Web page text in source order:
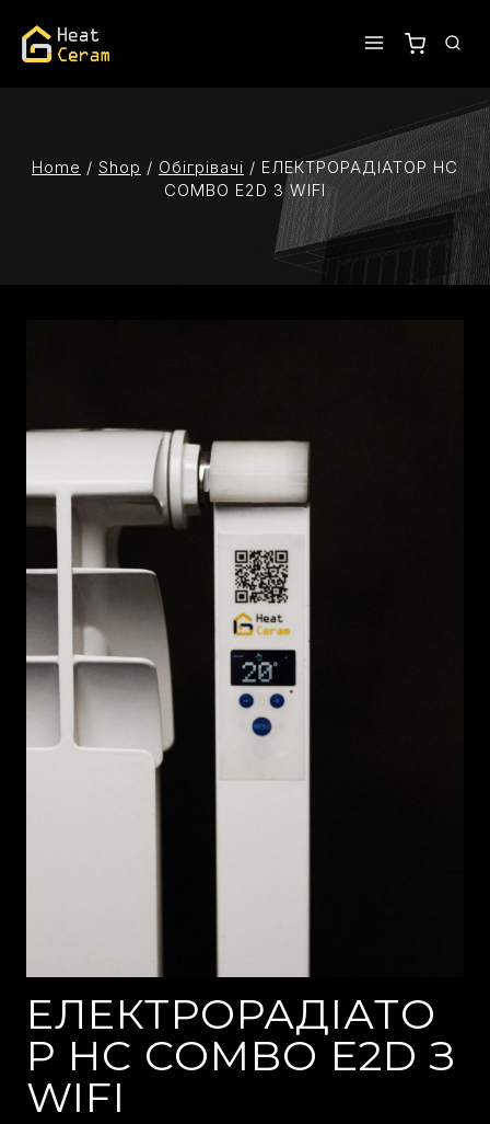
Home / Shop / Oбігрівачі / ЕЛЕКТРОРАДІАТОР HC
COMBO E2D З WIFI
ЕЛЕКТРОРАДІАТО
Р HC COMBO E2D З
WIFI